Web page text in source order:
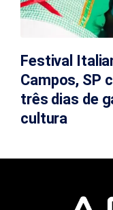
Festival
Campos, SP
três dias de
cultura